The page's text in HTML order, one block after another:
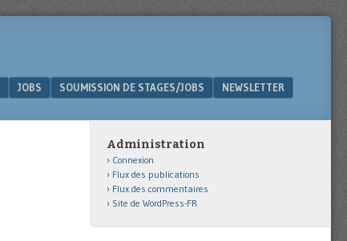
JOBS SOUMISSION DE STAGES/JOBS
NEWSLETTER
Administration
Connexion
Flux des publications
Flux des commentaires
Site de WordPress-FR